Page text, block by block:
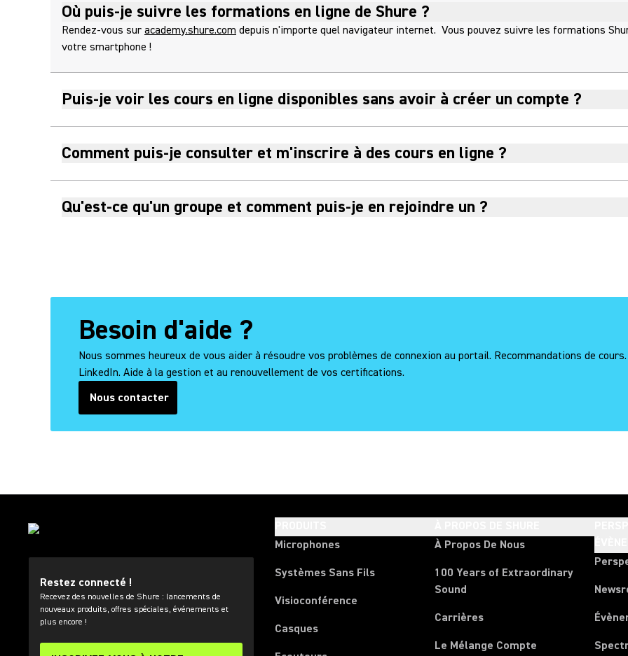
Où puis-je suivre les formations en ligne de Shure ?
Rendez-vous sur academy.shure.com depuis n'importe quel navigateur internet. Vous pouvez suivre les formations
votre smartphone !
Puis-je voir les cours en ligne disponibles sans avoir à créer un compte ?
Comment puis-je consulter et m'inscrire à des cours en ligne ?
Qu'est-ce qu'un groupe et comment puis-je en rejoindre un ?
Besoin d'aide ?
Nous sommes heureux de vous aider à résoudre vos problèmes de connexion au portail. Recommandations de
LinkedIn. Aide à la gestion et au renouvellement de vos certifications.
Nous contacter
Restez connecté !
Recevez des nouvelles de Shure : lancements de
nouveaux produits, offres spéciales, événements et
plus encore !
Microphones
Systèmes Sans Fils
Visioconférence
Casques
À Propos De Nous
100 Years of Extraordinary
Sound
Carrières
Le Mélange Compte